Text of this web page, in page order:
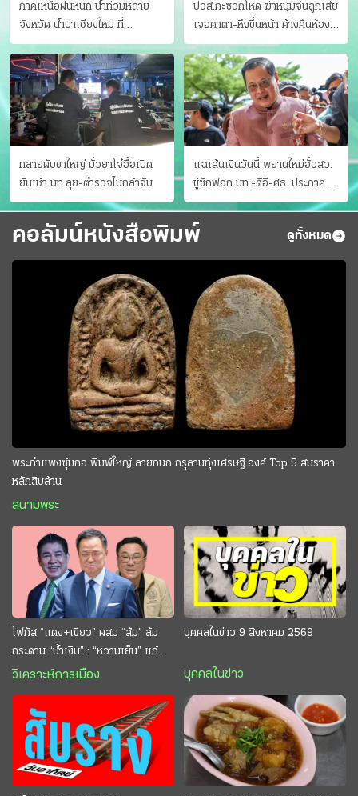
ภาคเหนือฝนหนัก น้ำท่วมหลาย
จังหวัด นํ้าบ่าเชียงใหม่ ที่
แม่ฮ่องสอน ซัดสะพานขาด
ปวส.กะซวกโหด ฆ่าหนุ่มจีนลูกเสี่ย
เจอคาตา-หึงขึ้นหน้า ค้างคืนห้อง
แฟนสาว
ทลายผับขาใหญ่ มั่วยาโจ๋อื้อเปิด
ยันเช้า มท.ลุย-ตำรวจไม่กล้าจับ
แฉเส้นเงินวันนี้ พยานใหม่ฮั้วสว.
ขู่ซักฟอก มท.-ดีอี-ศธ. ประกาศ
บัญชีท้องถิ่น
คอลัมน์หนังสือพิมพ์ ดูทั้งหมด
พระกำแพงซุ้มกอ พิมพ์ใหญ่ ลายกนก กรุลานทุ่งเศรษฐี องค์ Top 5 สมราคา
หลักสิบล้าน
สนามพระ
โฟกัส “แดง+เขียว” ผสม “ส้ม” ล้ม
กระดาน “นํ้าเงิน” : “หวานเย็น” แก้
กระหาย “อนุทิน” ดักตีกินสบาย
วิเคราะห์การเมือง
บุคคลในข่าว 9 สิงหาคม 2569
บุคคลในข่าว